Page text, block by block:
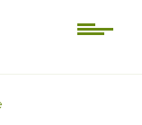
plante